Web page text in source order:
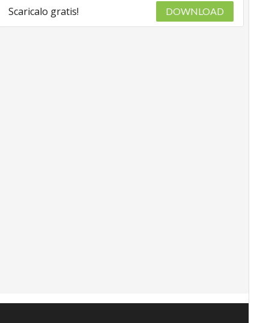
Scaricalo gratis! DOWNLOAD